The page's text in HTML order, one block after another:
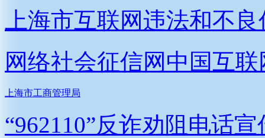
上海市互联网违法和不
网络社会征信网 中国互
上海市工商管理局
“962110”反诈劝阻电话宣